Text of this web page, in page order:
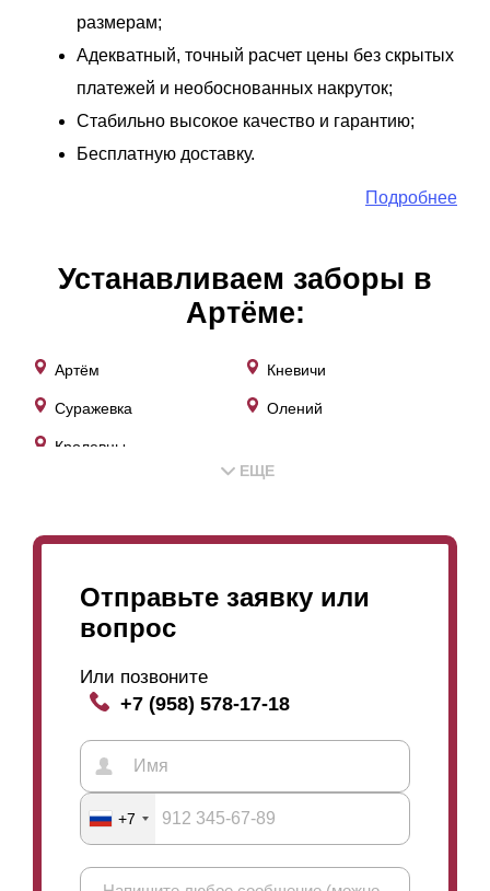
размерам;
Адекватный, точный расчет цены без скрытых
платежей и необоснованных накруток;
Стабильно высокое качество и гарантию;
Бесплатную доставку.
Подробнее
Устанавливаем заборы в
Артёме:
Артём Кневичи
Суражевка Олений
Кролевцы
ЕЩЕ
Отправьте заявку или
вопрос
Или позвоните
+7 (958) 578-17-18
+7